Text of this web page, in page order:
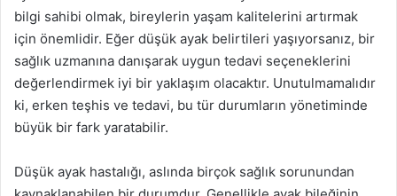
bilgi sahibi olmak, bireylerin yaşam kalitelerini artırmak
için önemlidir. Eğer düşük ayak belirtileri yaşıyorsanız, bir
sağlık uzmanına danışarak uygun tedavi seçeneklerini
değerlendirmek iyi bir yaklaşım olacaktır. Unutulmamalıdır
ki, erken teşhis ve tedavi, bu tür durumların yönetiminde
büyük bir fark yaratabilir.
Düşük ayak hastalığı, aslında birçok sağlık sorunundan